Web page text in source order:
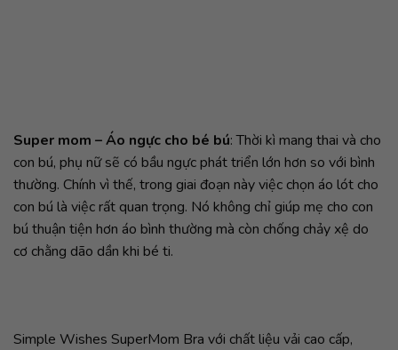
Super mom – Áo ngực cho bé bú: Thời kì mang thai và cho
con bú, phụ nữ sẽ có bầu ngực phát triển lớn hơn so với bình
thường. Chính vì thế, trong giai đoạn này việc chọn áo lót cho
con bú là việc rất quan trọng. Nó không chỉ giúp mẹ cho con
bú thuận tiện hơn áo bình thường mà còn chống chảy xệ do
cơ chằng dão dần khi bé ti.
Simple Wishes SuperMom Bra với chất liệu vải cao cấp,